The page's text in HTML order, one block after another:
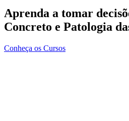
Aprenda a tomar
Concreto e Patologia
Conheça os Cursos